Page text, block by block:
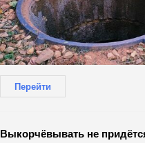
Перейти
Выкорчёвывать не